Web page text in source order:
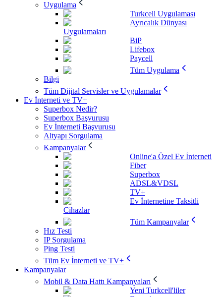
Uygulama
Turkcell Uygulaması
Ayrıcalık Dünyası
Uygulamaları
BiP
Lifebox
Paycell
Tüm Uygulama
Bilgi
Tüm Dijital Servisler ve Uygulamalar
Ev İnterneti ve TV+
Superbox Nedir?
Superbox Başvurusu
Ev İnterneti Başvurusu
Altyapı Sorgulama
Kampanyalar
Online'a Özel Ev İnterneti
Fiber
Superbox
ADSL&VDSL
TV+
Ev İnternetine Taksitli
Cihazlar
Tüm Kampanyalar
Hız Testi
IP Sorgulama
Ping Testi
Tüm Ev İnterneti ve TV+
Kampanyalar
Mobil & Data Hattı Kampanyaları
Yeni Turkcell'liler